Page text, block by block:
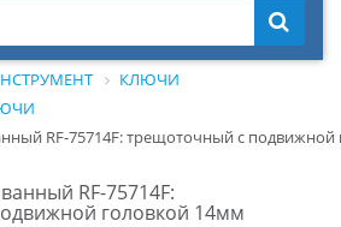
КЛЮЧИ
RF-75714F: трещоточный с подвижной
RF-75714F:
головкой 14мм